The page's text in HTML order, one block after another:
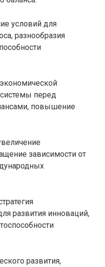
условий для
разнообразия
перед
повышение
зависимости от
развития инноваций,
развития,